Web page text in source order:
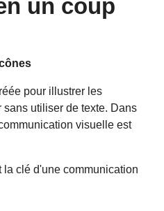
un coup
pour illustrer les
utiliser de texte. Dans
visuelle est
la clé d'une communication